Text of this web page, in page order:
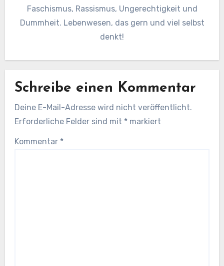
Faschismus, Rassismus, Ungerechtigkeit und
Dummheit. Lebenwesen, das gern und viel selbst
denkt!
Schreibe einen Kommentar
Deine E-Mail-Adresse wird nicht veröffentlicht.
Erforderliche Felder sind mit * markiert
Kommentar *